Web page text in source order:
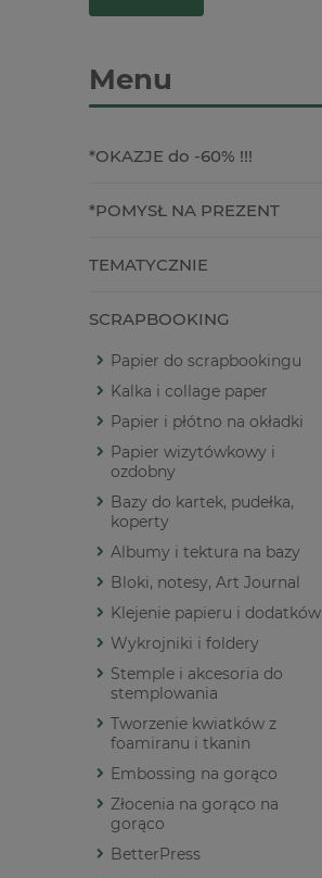
Menu
*OKAZJE do -60% !!!
*POMYSŁ NA PREZENT
TEMATYCZNIE
SCRAPBOOKING
Papier do scrapbookingu
Kalka i collage paper
Papier i płótno na okładki
Papier wizytówkowy i
ozdobny
Bazy do kartek, pudełka,
koperty
Albumy i tektura na bazy
Bloki, notesy, Art Journal
Klejenie papieru i dodatków
Wykrojniki i foldery
Stemple i akcesoria do
stemplowania
Tworzenie kwiatków z
foamiranu i tkanin
Embossing na gorąco
Złocenia na gorąco na
gorąco
BetterPress